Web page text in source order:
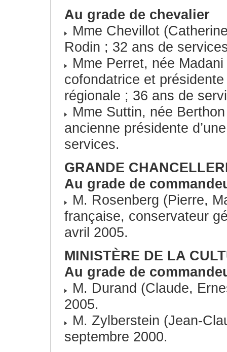
Au grade de chevalier
Mme Chevillot
Rodin ; 32 ans de
Mme Perret, née
cofondatrice et
régionale ; 36 ans de
Mme Suttin, née
ancienne présidente
services.
GRANDE
Au grade de
M. Rosenberg (Pierre,
française, conservateur
avril 2005.
MINISTÈRE DE LA
Au grade de
M. Durand (Claude,
2005.
M. Zylberstein (Jean-
septembre 2000.